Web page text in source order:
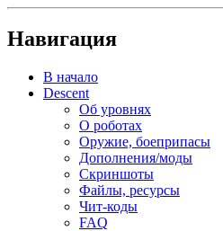
Навигация
В начало
Descent
Об уровнях
О роботах
Оружие, боеприпасы
Дополнения/моды
Скриншоты
Файлы, ресурсы
Чит-коды
FAQ